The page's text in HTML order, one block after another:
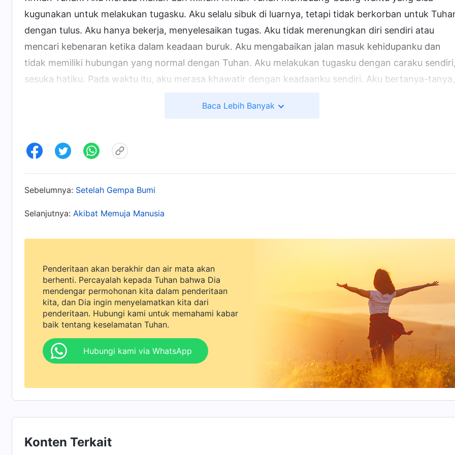
kugunakan untuk melakukan tugasku. Aku selalu sibuk di luarnya, tetapi tidak berkorban untuk
dengan tulus. Aku hanya bekerja, menyelesaikan tugas. Aku tidak merenungkan diri sendiri atau
mencari kebenaran ketika dalam keadaan buruk. Aku mengabaikan jalan masuk kehidupanku dan
tidak memiliki hubungan yang normal dengan Tuhan. Aku melakukan tugasku dengan caraku
sesuka hatiku. Pada waktu itu, aku merasa khawatir dengan keadaanku sendiri. Aku bertanya-tanya,
Aku hanya sibuk dengan tugas, tetapi tidak memahami keadaanku sendiri. Sering kali kudapati
keadaanku tidak benar, tetapi aku mengabaikannya. Aku tidak merenungkan diriku sendiri atau
memiliki jalan masuk kehidupan." Kemudian, kami membaca satu bagian firman Tuhan bersama-
sama. "Jika engkau ingin hatimu benar-benar damai di hadapan Tuhan, engkau harus bekerjasama
teduh, waktu di mana engkau mengesampingkan orang, peristiwa, dan hal-hal lainnya,
menenangkan hatimu dan berdiam diri di hadapan Tuhan. Setiap orang harus memiliki catatan
digerakkan, terlepas apakah perenungan itu 'mendalam' atau 'dangkal'; setiap orang harus secara
sadar menenangkan hati mereka di hadapan Tuhan. Jika engkau dapat mempersembahkan satu
atau dua jam setiap hari bagi kehidupan rohani yang benar, kehidupanmu hari itu akan terasa
diperkaya dan hatimu akan terang dan jernih. Jika engkau menjalani kehidupan rohani seperti ini
setiap hari, hatimu akan dapat kembali menjadi milik Tuhan, rohmu semakin lama akan menjadi
semakin kuat, keadaanmu akan terus meningkat, engkau akan menjadi lebih mampu menempuh
jalan yang dipimpin oleh Roh Kudus, dan Tuhan akan melimpahkan berkat yang lebih besar
kepadamu. Tujuan dari kehidupan rohanimu adalah untuk dengan sengaja mendapatkan kehadiran
Roh Kudus. Tujuannya bukanlah untuk menaati aturan ataupun melakukan ritual keagamaan, tetapi
untuk sungguh-sungguh bertindak selaras dengan Tuhan, untuk sungguh-sungguh
upaya maksimal"(Firman, Vol. 1, Penampakan dan Pekerjaan Tuhan, "Kehidupan Rohani yang Normal
Baca Lebih Banyak
Sebelumnya: Setelah Gempa Bumi
Selanjutnya: Akibat Memuja Manusia
Penderitaan akan berakhir dan air mata akan
berhenti. Percayalah kepada Tuhan bahwa Dia
mendengar permohonan kita dalam penderitaan
kita, dan Dia ingin menyelamatkan kita dari
penderitaan. Hubungi kami untuk memahami kabar
baik tentang keselamatan Tuhan.
Hubungi kami via WhatsApp
Konten Terkait